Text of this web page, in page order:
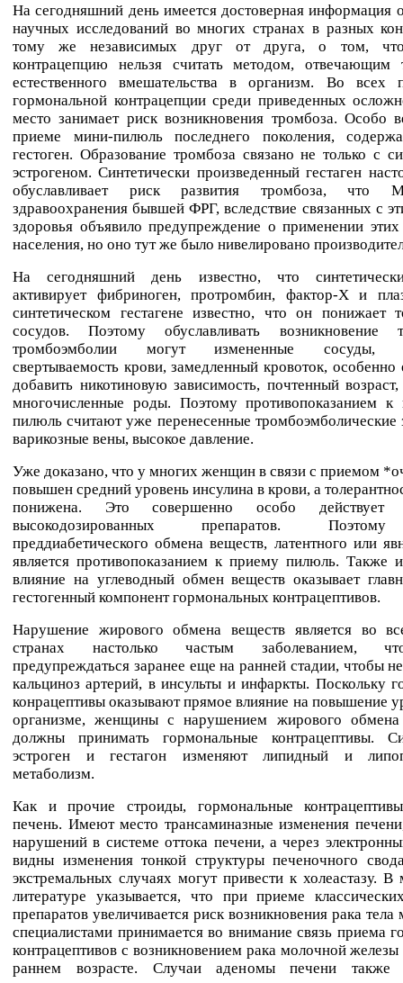
На сегодняшний день имеется достоверная информация о
научных исследований во многих странах в разных
тому же независимых друг от друга, о том,
контрацепцию нельзя считать методом, отвечающим
естественного вмешательства в организм. Во всех
гормональной контрацепции среди приведенных
место занимает риск возникновения тромбоза. Особо
приеме мини-пилюль последнего поколения,
гестоген. Образование тромбоза связано не только с
эстрогеном. Синтетически произведенный гестаген
обуславливает риск развития тромбоза, что
здравоохранения бывшей ФРГ, вследствие связанных с
здоровья объявило предупреждение о применении этих
населения, но оно тут же было нивелировано
На сегодняшний день известно, что
активирует фибриноген, протромбин, фактор-Х и
синтетическом гестагене известно, что он понижает
сосудов. Поэтому обуславливать возникновение
тромбоэмболии могут измененные сосуды,
свертываемость крови, замедленный кровоток, особенно
добавить никотиновую зависимость, почтенный
многочисленные роды. Поэтому противопоказанием к
пилюль считают уже перенесенные тромбоэмболические
варикозные вены, высокое давление.
Уже доказано, что у многих женщин в связи с приемом
повышен средний уровень инсулина в крови, а
понижена. Это совершенно особо
высокодозированных препаратов.
преддиабетического обмена веществ, латентного или
является противопоказанием к приему пилюль. Также
влияние на углеводный обмен веществ оказывает
гестогенный компонент гормональных контрацептивов.
Нарушение жирового обмена веществ является во
странах настолько частым заболеванием,
предупреждаться заранее еще на ранней стадии, чтобы
кальциноз артерий, в инсульты и инфаркты. Поскольку
конрацептивы оказывают прямое влияние на повышение
организме, женщины с нарушением жирового
должны принимать гормональные контрацептивы.
эстроген и гестагон изменяют липидный и
метаболизм.
Как и прочие строиды, гормональные
печень. Имеют место трансаминазные изменения
нарушений в системе оттока печени, а через
видны изменения тонкой структуры печеночного
экстремальных случаях могут привести к холеастазу. В
литературе указывается, что при приеме
препаратов увеличивается риск возникновения рака
специалистами принимается во внимание связь приема
контрацептивов с возникновением рака молочной железы
раннем возрасте. Случаи аденомы печени также